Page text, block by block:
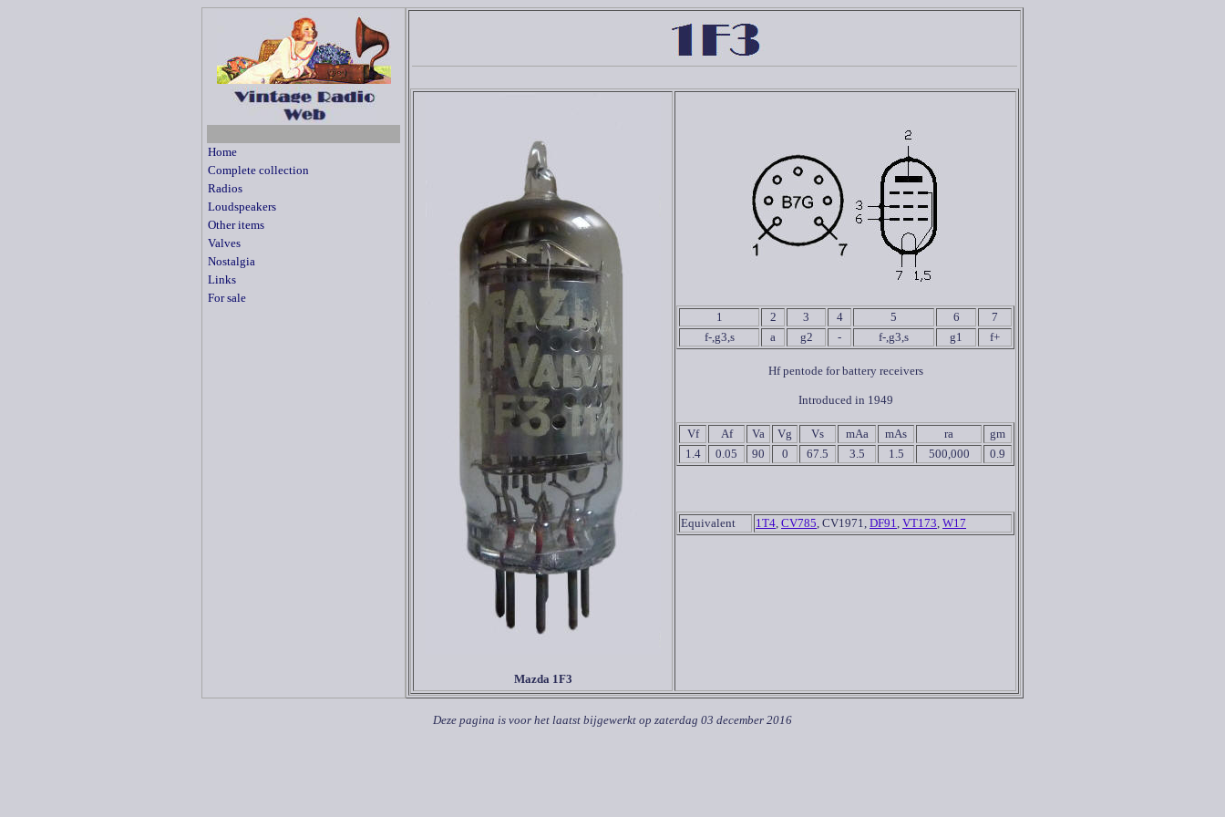
Home
Complete collection
Radios
Loudspeakers
Other items
Valves
Nostalgia
Links
For sale
Mazda 1F3
1 2 3 4 5 6
7
f-,g3,s
a g2 - f-,g3,s g1 f+
Hf pentode for battery receivers
Introduced in 1949
Vf Af Va Vg Vs mAa mAs ra
gm
1.4
0.05 90 0 67.5 3.5 1.5 500,000 0.9
Equivalent 1T4, CV785, CV1971, DF91, VT173, W17
Deze pagina is voor het laatst bijgewerkt op zaterdag 03 december 2016